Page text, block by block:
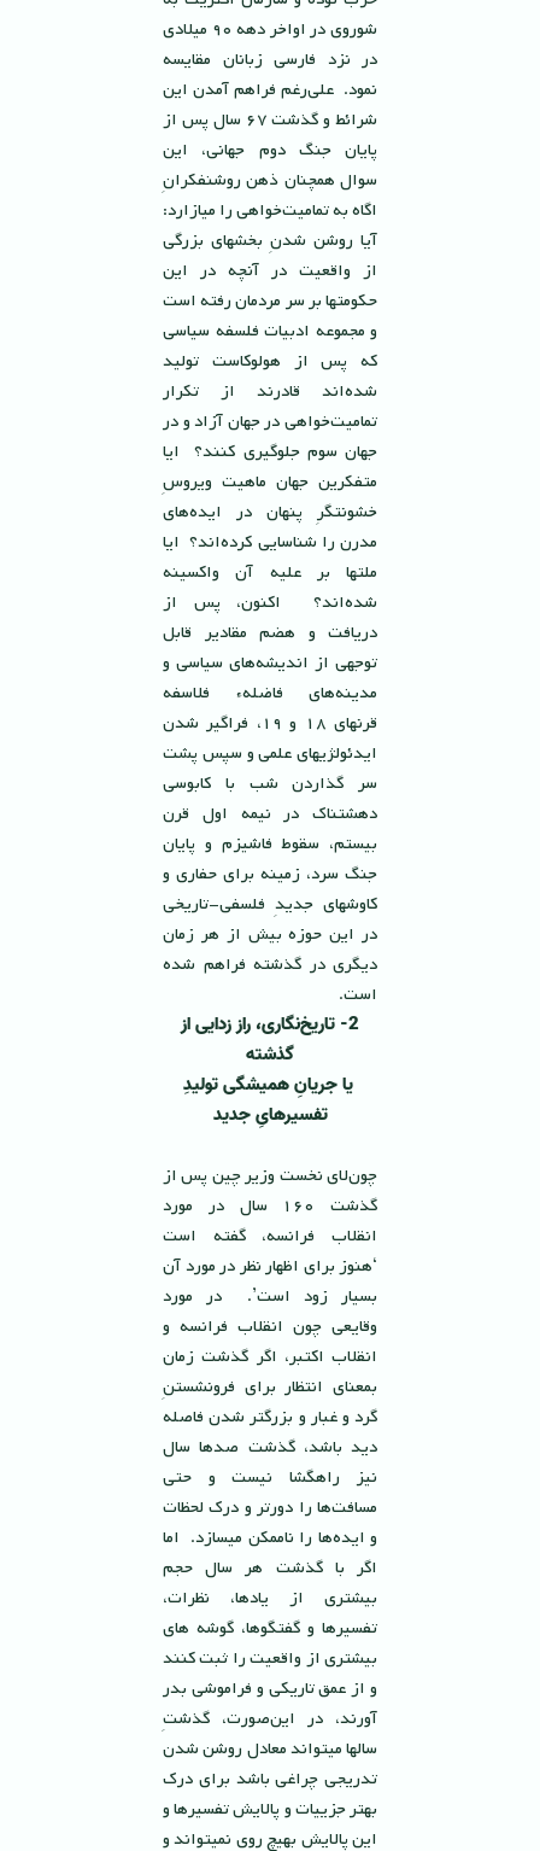
شوروى در اواخر دهه ٩٠ ميلادى
در نزد فارسى زبانان مقايسه
نمود. على‌رغم فراهم آمدن اين
شرائط و گذشت ٦٧ سال پس از
پایان جنگ دوم جهانی، اين
سوال همچنان ذهن روشنفكرانِ
اگاه به تماميت‌خواهى را ميازارد:
آيا روشن شدنِ بخشهاى بزرگى
از واقعيت در آنچه در اين
حكومتها بر سر مردمان رفته است
و مجموعه ادبيات فلسفه سياسى
كه پس از هولوكاست توليد
شده‌اند قادرند از تكرار
تماميت‌خواهى در جهان آزاد و در
جهان سوم جلوگيرى كنند؟ ايا
متفكرين جهان ماهيت ويروسِ
خشونتگرِ پنهان در ايده‌هاى
مدرن را شناسايى كرده‌اند؟ ايا
ملتها بر عليه آن واكسينه
شده‌اند؟ اكنون، پس از
دريافت و هضم مقادير قابل
توجهى از انديشه‌هاى سياسى و
مدينه‌هاى فاضلهء فلاسفه
قرنهاى ١٨ و ١٩، فراگير شدن
ايدئولژيهاى علمى و سپس پشت
سر گذاردن شب با كابوسى
دهشتناك در نيمه اول قرن
بيستم، سقوط فاشيزم و پايان
جنگ سرد، زمينه براى حفارى و
كاوشهاى جديدِ فلسفى-تاريخى
در اين حوزه بيش از هر زمان
ديگرى در گذشته فراهم شده
است.
2- تاريخ‌‌نگارى، راز
زدايى از
گذشته
يا جريانِ هميشگى توليدِ
تفسیرهایِ جديد
چون‌لاى نخست وزير چين پس از
گذشت ١٦٠ سال در مورد
انقلاب فرانسه، گفته است
‘هنوز براى اظهار نظر در مورد آن
بسيار زود است’. در مورد
وقايعى چون انقلاب فرانسه و
انقلاب اكتبر، اگر گذشت زمان
بمعناى انتظار براى فرونشستنِ
گرد و غبار و بزرگتر شدن فاصله
ديد باشد، گذشت صدها سال
نيز راهگشا نيست و حتى
مسافت‌ها را دورتر و درك لحظات
و ايده‌ها را ناممكن ميسازد. اما
اگر با گذشت هر سال حجم
بيشترى از يادها، نظرات،
تفسيرها و گفتگوها، گوشه هاى
بيشترى از واقعيت را ثبت كنند
و از عمق تاريكى و فراموشى بدر
آورند، در اين‌صورت، گذشتِ
سالها ميتواند معادل روشن شدن
تدريجى چراغى باشد براى درك
بهتر جزييات و پالايش تفسيرها و
اين پالايش بهيچ روى نميتواند و